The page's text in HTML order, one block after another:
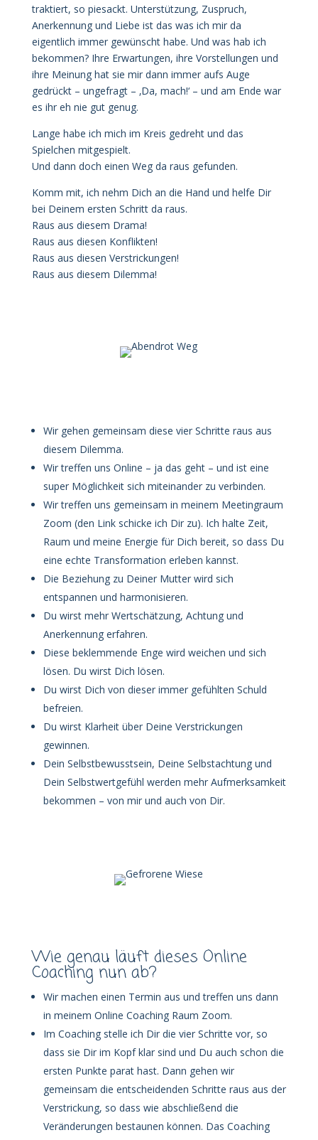
traktiert, so piesackt. Unterstützung, Zuspruch,
Anerkennung und Liebe ist das was ich mir da
eigentlich immer gewünscht habe. Und was hab ich
bekommen? Ihre Erwartungen, ihre Vorstellungen und
ihre Meinung hat sie mir dann immer aufs Auge
gedrückt – ungefragt – ‚Da, mach!‘ – und am Ende war
es ihr eh nie gut genug.
Lange habe ich mich im Kreis gedreht und das
Spielchen mitgespielt.
Und dann doch einen Weg da raus gefunden.
Komm mit, ich nehm Dich an die Hand und helfe Dir
bei Deinem ersten Schritt da raus.
Raus aus diesem Drama!
Raus aus diesen Konflikten!
Raus aus diesen Verstrickungen!
Raus aus diesem Dilemma!
Wir gehen gemeinsam diese vier Schritte raus aus
diesem Dilemma.
Wir treffen uns Online – ja das geht – und ist eine
super Möglichkeit sich miteinander zu verbinden.
Wir treffen uns gemeinsam in meinem Meetingraum
Zoom (den Link schicke ich Dir zu). Ich halte Zeit,
Raum und meine Energie für Dich bereit, so dass Du
eine echte Transformation erleben kannst.
Die Beziehung zu Deiner Mutter wird sich
entspannen und harmonisieren.
Du wirst mehr Wertschätzung, Achtung und
Anerkennung erfahren.
Diese beklemmende Enge wird weichen und sich
lösen. Du wirst Dich lösen.
Du wirst Dich von dieser immer gefühlten Schuld
befreien.
Du wirst Klarheit über Deine Verstrickungen
gewinnen.
Dein Selbstbewusstsein, Deine Selbstachtung und
Dein Selbstwertgefühl werden mehr Aufmerksamkeit
bekommen – von mir und auch von Dir.
Wie genau läuft dieses Online
Coaching nun ab?
Wir machen einen Termin aus und treffen uns dann
in meinem Online Coaching Raum Zoom.
Im Coaching stelle ich Dir die vier Schritte vor, so
dass sie Dir im Kopf klar sind und Du auch schon die
ersten Punkte parat hast. Dann gehen wir
gemeinsam die entscheidenden Schritte raus aus der
Verstrickung, so dass wie abschließend die
Veränderungen bestaunen können. Das Coaching